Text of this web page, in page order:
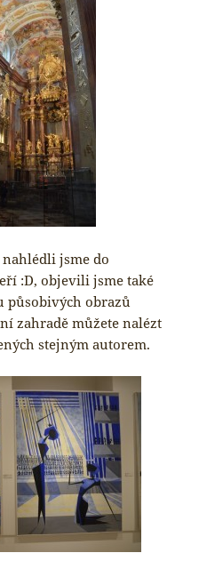
jsme do
:D, objevili jsme také
působivých obrazů
zahradě můžete nalézt
stejným autorem.